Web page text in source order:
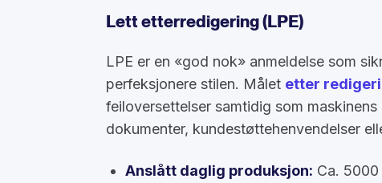
Lett etterredigering (LPE)
LPE er en «god nok» anmeldelse som
perfeksjonere stilen. Målet etter
feiloversettelser samtidig som
dokumenter, kundestøttehenvendelser
Anslått daglig produksjon: Ca. 5000